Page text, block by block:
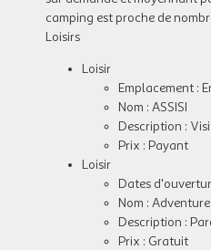
camping est proche de
Loisirs
Loisir
Emplacement :
Nom : ASSISI
Description :
Prix : Payant
Loisir
Dates
Nom :
Description :
Prix : Gratuit